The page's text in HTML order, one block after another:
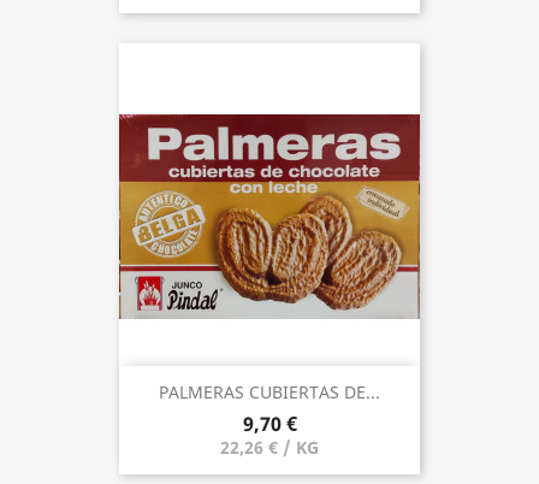
PALMERAS CUBIERTAS DE...
9,70 €
22,26 € / KG